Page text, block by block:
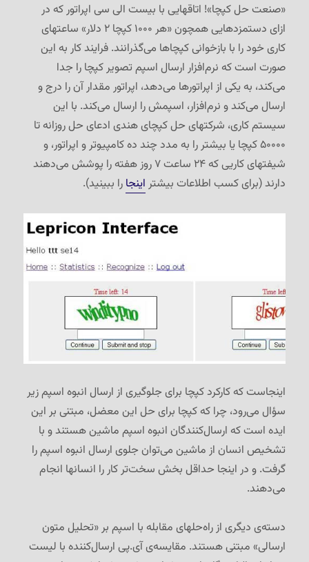
«صنعت حل کپچا»! اتاقهایی با بیست الی سی اپراتور که در
ازای دستمزدهایی همچون «هر ۱۰۰۰ کپچا ۲ دلار» ساعتهای
کاری خود را با بازخوانی کپچاها می‌گذرانند. فرایند کار به این
صورت است که نرم‌افزار ارسال اسپم تصویر کپچا را جدا
می‌کند، به یکی از اپراتورها می‌دهد، اپراتور مقدار آن را درج و
ارسال می‌کند و نرم‌افزار، اسپمش را ارسال می‌کند. با این
سیستم کاری، شرکتهای حل کپچای هندی ادعای حل روزانه تا
۵۰۰۰۰ کپچا یا بیشتر را به مدد چند ده کامپیوتر و اپراتور، و
شیفتهای کاریی که ۲۴ ساعت ۷ روز هفته را پوشش می‌دهند
دارند (برای کسب اطلاعات بیشتر اینجا را ببینید).
اینجاست که کارکرد کپچا برای جلوگیری از ارسال انبوه اسپم زیر
سؤال می‌رود، چرا که کپچا برای حل این معضل، مبتنی بر این
ایده است که ارسال‌کنندگان انبوه اسپم ماشین هستند و با
تشخیص انسان از ماشین می‌توان جلوی ارسال انبوه اسپم را
گرفت. و در اینجا حداقل بخش سخت‌تر کار را انسانها انجام
می‌دهند.
دسته‌ی دیگری از راه‌حلهای مقابله با اسپم بر «تحلیل متون
ارسالی» مبتنی هستند. مقایسه‌ی آی.پی ارسال‌کننده با لیست